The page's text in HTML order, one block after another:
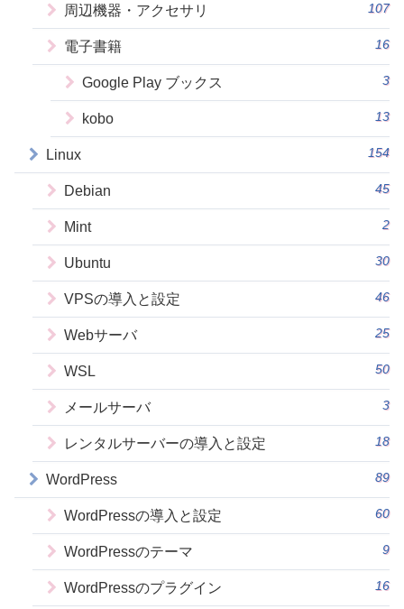
周辺機器・アクセサリ 107
電子書籍 16
Google Play ブックス 3
kobo 13
Linux 154
Debian 45
Mint 2
Ubuntu 30
VPSの導入と設定 46
Webサーバ 25
WSL 50
メールサーバ 3
レンタルサーバーの導入と設定 18
WordPress 89
WordPressの導入と設定 60
WordPressのテーマ 9
WordPressのプラグイン 16